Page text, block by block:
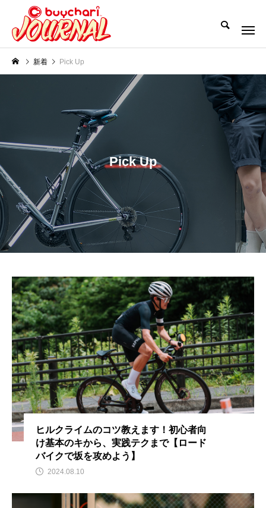
新着 Pick Up
Pick Up
ヒルクライムのコツ教えます！初心者向
け基本のキから、実践テクまで【ロード
バイクで坂を攻めよう】
2024.08.10